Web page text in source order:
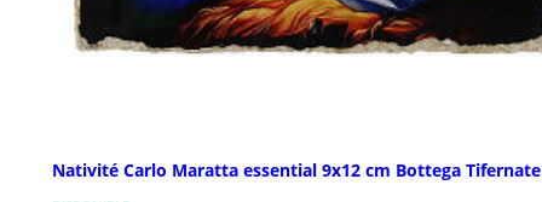
Nativité Carlo Maratta essential 9x12 cm Bottega Tifernate